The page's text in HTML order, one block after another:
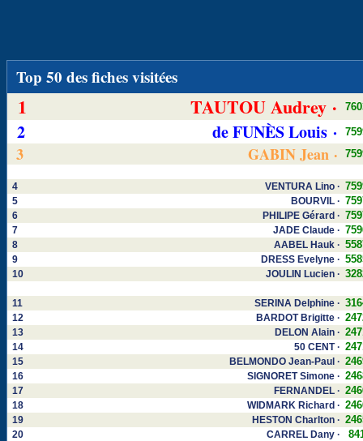
Top 50 des fiches visitées
1 TAUTOU Audrey ·
2 de FUNÈS Louis ·
3 GABIN Jean ·
4 VENTURA Lino ·
5 BOURVIL ·
6 PHILIPE Gérard ·
7 JADE Claude ·
8 AABEL Hauk ·
9 DRESS Evelyne ·
10 JOULIN Lucien ·
11 SERINA Delphine ·
12 BARDOT Brigitte ·
13 DELON Alain ·
14 50 CENT ·
15 BELMONDO Jean-Paul ·
16 SIGNORET Simone ·
17 FERNANDEL ·
18 WIDMARK Richard ·
19 HESTON Charlton ·
20 CARREL Dany ·